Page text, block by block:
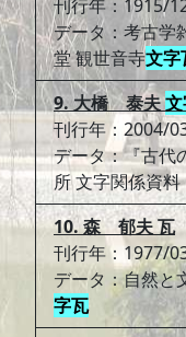
刊行年：1915/
データ：考古
堂 観世音寺文字
9. 大橋 泰夫
刊行年：2004/
データ：『古代
所 文字関係資料
10. 森 郁夫 瓦
刊行年：1977/
データ：自然と
字瓦